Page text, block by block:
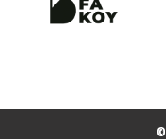
©